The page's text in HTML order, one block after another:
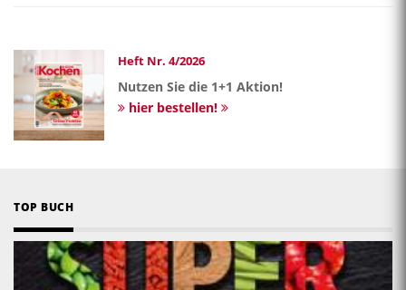
Heft Nr. 4/2026
Nutzen Sie die 1+1 Aktion!
hier bestellen!
TOP BUCH